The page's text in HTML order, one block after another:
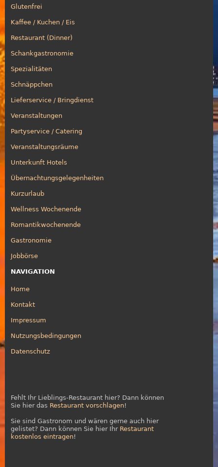
Glutenfrei
Kaffee / Kuchen / Eis
Restaurant (Dinner)
Schankgastronomie
Spezialitäten
Schnäppchen
Lieferservice / Bringdienst
Veranstaltungen
Partyservice / Catering
Veranstaltungsräume
Unterkunft Hotels
Übernachtungsgelegenheiten
Kurzurlaub
Wellness Wochenende
Romantikwochenende
Gastronomie
Jobbörse
NAVIGATION
Home
Kontakt
Impressum
Nutzungsbedingungen
Datenschutz
Fehlt Ihr Lieblings-Restaurant hier? Dann können
Sie hier das Restaurant vorschlagen!
Sie sind Gastronom und wären gerne auch hier
gelistet? Dann können Sie hier Ihr Restaurant
kostenlos eintragen!